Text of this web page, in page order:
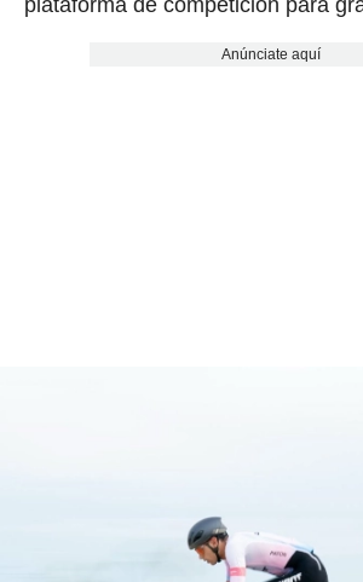
plataforma de competición para
Anúnciate aquí